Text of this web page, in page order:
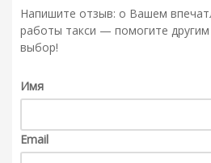
Напишите отзыв: о Вашем
работы такси — помогите
выбор!
Имя
Email